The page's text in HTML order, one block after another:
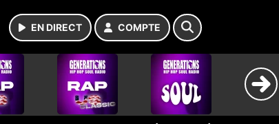
EN DIRECT COMPTE